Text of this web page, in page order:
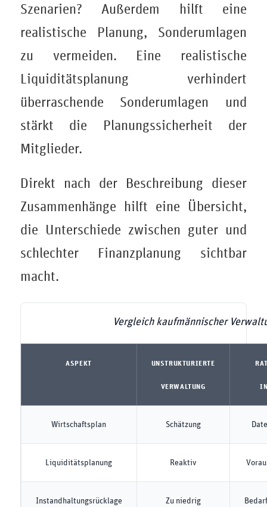
Szenarien? Außerdem hilft eine
realistische Planung, Sonderumlagen
zu vermeiden. Eine realistische
Liquiditätsplanung verhindert
überraschende Sonderumlagen und
stärkt die Planungssicherheit der
Mitglieder.
Direkt nach der Beschreibung dieser
Zusammenhänge hilft eine Übersicht,
die Unterschiede zwischen guter und
schlechter Finanzplanung sichtbar
macht.
Vergleich kaufmännischer
ASPEKT UNSTRUKTURIERTE
VERWALTUNG
Wirtschaftsplan Schätzung
Liquiditätsplanung Reaktiv
Instandhaltungsrücklage Zu niedrig